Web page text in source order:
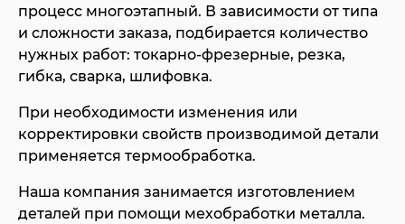
процесс многоэтапный. В зависимости от типа
и сложности заказа, подбирается количество
нужных работ: токарно-фрезерные, резка,
гибка, сварка, шлифовка.
При необходимости изменения или
корректировки свойств производимой детали
применяется термообработка.
Наша компания занимается изготовлением
деталей при помощи мехобработки металла.